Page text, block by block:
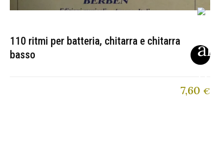
110 ritmi per batteria, chitarra e chitarra
basso
7,60 €